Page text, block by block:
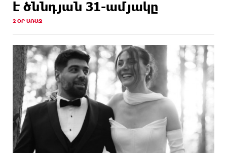
է ծննդյան 31-ամյակը
2 ՕՐ ԱՌԱՋ